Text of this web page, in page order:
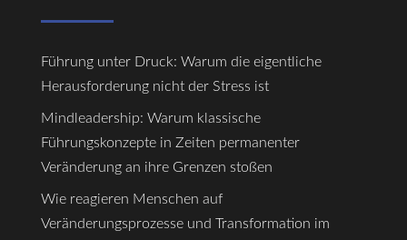
Führung unter Druck: Warum die eigentliche
Herausforderung nicht der Stress ist
Mindleadership: Warum klassische
Führungskonzepte in Zeiten permanenter
Veränderung an ihre Grenzen stoßen
Wie reagieren Menschen auf
Veränderungsprozesse und Transformation im